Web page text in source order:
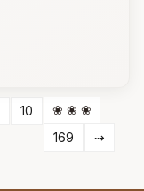
10
❀ ❀ ❀
169
⇢